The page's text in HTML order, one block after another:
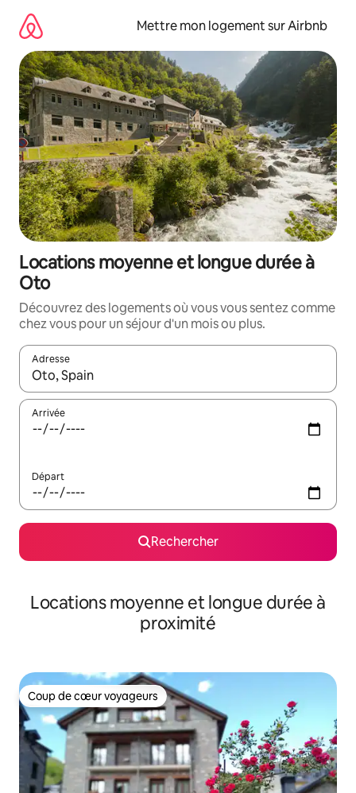
directement
contenu
Mettre mon logement sur Airbnb
Locations moyenne et longue durée à
Oto
Découvrez des logements où vous vous sentez comme
chez vous pour un séjour d'un mois ou plus.
Adresse
Lorsque les résultats s'affichent, utilisez les flèches vers le
Arrivée
Départ
Rechercher
Locations moyenne et longue durée à
proximité
Coup de cœur voyageurs
Coup de cœur voyageurs